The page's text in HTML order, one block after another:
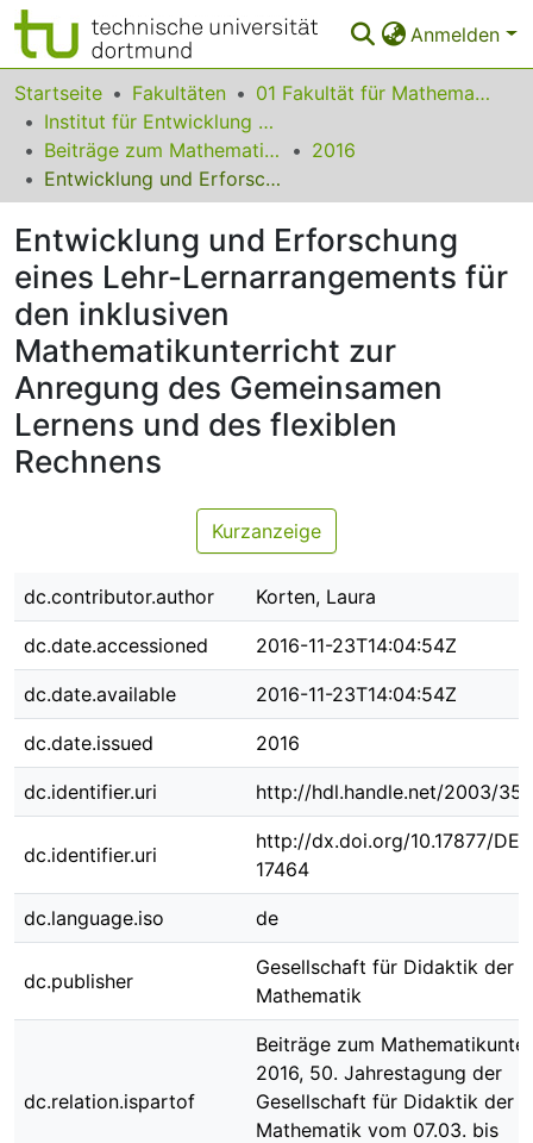
Anmelden
Bereiche & Sammlungen
Das gesamte Repositorium
Statistiken
FAQ
Leitlinien
Zurück zur Startseite
Startseite Fakultäten
01 Fakultät für Mathematik
Institut für Entwicklung und Erforschung des Mathematikunterrichts
Beiträge zum Mathematikunterricht
2016
Entwicklung und Erforschung eines Lehr-Lernarrangements für den inklusiven Mathematikunterricht zur Anregung des Gemeinsamen Lernens und des flexiblen Rechnens
Entwicklung und Erforschung
eines Lehr-Lernarrangements für
den inklusiven
Mathematikunterricht zur
Anregung des Gemeinsamen
Lernens und des flexiblen
Rechnens
Kurzanzeige
dc.contributor.author Korten, Laura
dc.date.accessioned 2016-11-23T14:04:54Z
dc.date.available 2016-11-23T14:04:54Z
dc.date.issued 2016
dc.identifier.uri http://hdl.handle.net/2003/
dc.identifier.uri
http://dx.doi.org/10.17877/
17464
dc.language.iso de
dc.publisher
Gesellschaft für Didaktik der
Mathematik
dc.relation.ispartof
Beiträge zum
2016, 50. Jahrestagung der
Gesellschaft für Didaktik der
Mathematik vom 07.03. bis